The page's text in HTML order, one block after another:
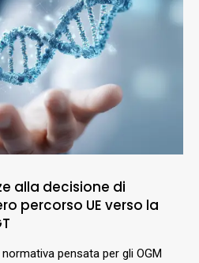
alla decisione di
percorso UE verso la
pensata per gli OGM